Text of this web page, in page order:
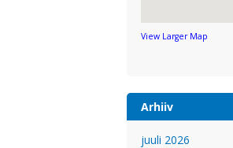
View Larger Map
Arhiiv
juuli 2026